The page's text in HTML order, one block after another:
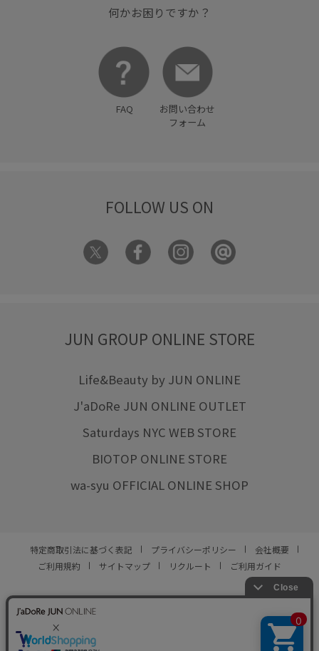
何かお困りですか？
FAQ
お問い合わせ
フォーム
FOLLOW US ON
JUN GROUP ONLINE STORE
Life&Beauty by JUN ONLINE
J'aDoRe JUN ONLINE OUTLET
Saturdays NYC WEB STORE
BIOTOP ONLINE STORE
wa-syu OFFICIAL ONLINE SHOP
特定商取引法に基づく表記 プライバシーポリシー
会社概要
ご利用規約
サイトマップ リクルート ご利用ガイド
© JUN CO.,LTD. ALL RIGHTS RESERVED.